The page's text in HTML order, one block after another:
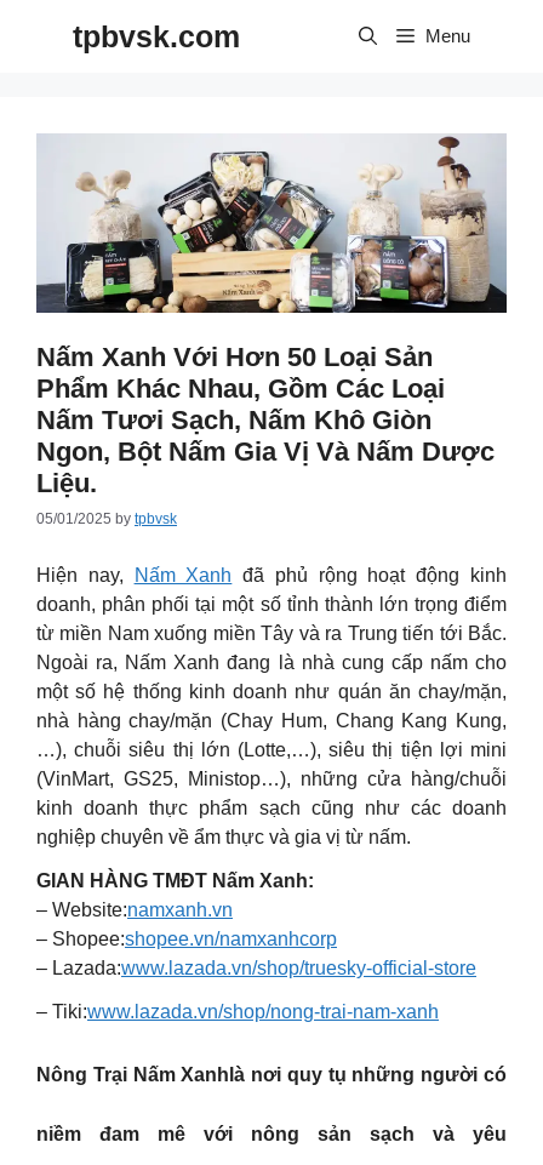
tpbvsk.com Menu
Nấm Xanh Với Hơn 50 Loại Sản
Phẩm Khác Nhau, Gồm Các Loại
Nấm Tươi Sạch, Nấm Khô Giòn
Ngon, Bột Nấm Gia Vị Và Nấm Dược
Liệu.
05/01/2025 by tpbvsk
Hiện nay, Nấm Xanh đã phủ rộng hoạt động kinh
doanh, phân phối tại một số tỉnh thành lớn trọng điểm
từ miền Nam xuống miền Tây và ra Trung tiến tới Bắc.
Ngoài ra, Nấm Xanh đang là nhà cung cấp nấm cho
một số hệ thống kinh doanh như quán ăn chay/mặn,
nhà hàng chay/mặn (Chay Hum, Chang Kang Kung,
…), chuỗi siêu thị lớn (Lotte,…), siêu thị tiện lợi mini
(VinMart, GS25, Ministop…), những cửa hàng/chuỗi
kinh doanh thực phẩm sạch cũng như các doanh
nghiệp chuyên về ẩm thực và gia vị từ nấm.
GIAN HÀNG TMĐT Nấm Xanh:
– Website:namxanh.vn
– Shopee:shopee.vn/namxanhcorp
– Lazada:www.lazada.vn/shop/truesky-official-store
– Tiki:www.lazada.vn/shop/nong-trai-nam-xanh
Nông Trại Nấm Xanhlà nơi quy tụ những người có
niềm đam mê với nông sản sạch và yêu